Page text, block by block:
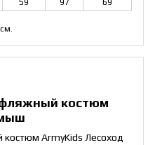
костюм
ArmyKids Лесоход